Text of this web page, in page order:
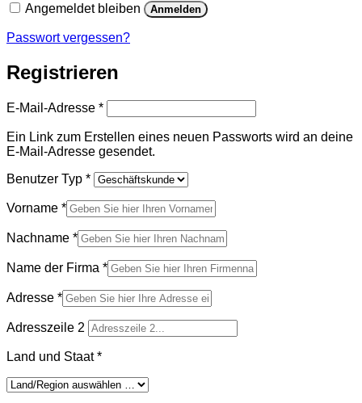
Angemeldet bleiben Anmelden
Passwort vergessen?
Registrieren
E-Mail-Adresse *Erforderlich
Ein Link zum Erstellen eines neuen Passworts wird an deine
E-Mail-Adresse gesendet.
Benutzer Typ *
Vorname *
Nachname *
Name der Firma *
Adresse *
Adresszeile 2
Land und Staat*